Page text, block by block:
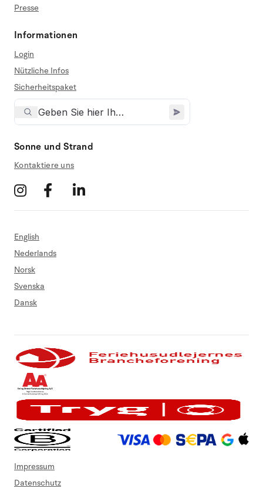
Presse
Informationen
Login
Nützliche Infos
Sicherheitspaket
Sonne und Strand
Kontaktiere uns
English
Nederlands
Norsk
Svenska
Dansk
Impressum
Datenschutz